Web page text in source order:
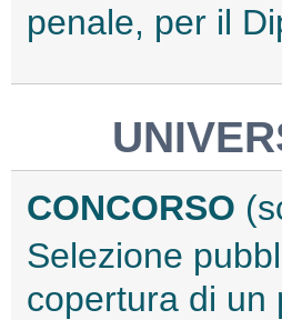
penale, per il
CONCORSO
Selezione
copertura di un